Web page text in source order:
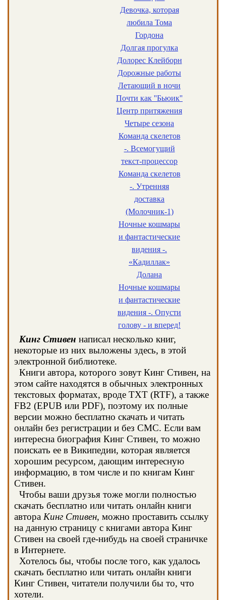
Девочка, которая
любила Тома
Гордона
Долгая прогулка
Долорес Клейборн
Дорожные работы
Летающий в ночи
Почти как ''Бьюик''
Центр притяжения
Четыре сезона
Команда скелетов
-. Всемогущий
текст-процессор
Команда скелетов
-. Утренняя
доставка
(Молочник-1)
Ночные кошмары
и фантастические
видения -.
«Кадиллак»
Долана
Ночные кошмары
и фантастические
видения -. Опусти
голову - и вперед!
Кинг Стивен написал несколько книг,
некоторые из них выложены здесь, в этой
электронной библиотеке.
Книги автора, которого зовут Кинг Стивен, на
этом сайте находятся в обычных электронных
текстовых форматах, вроде TXT (RTF), а также
FB2 (EPUB или PDF), поэтому их полные
версии можно бесплатно скачать и читать
онлайн без регистрации и без СМС. Если вам
интересна биография Кинг Стивен, то можно
поискать ее в Википедии, которая является
хорошим ресурсом, дающим интересную
информацию, в том числе и по книгам Кинг
Стивен.
Чтобы ваши друзья тоже могли полностью
скачать бесплатно или читать онлайн книги
автора Кинг Стивен, можно проставить ссылку
на данную страницу с книгами автора Кинг
Стивен на своей где-нибудь на своей страничке
в Интернете.
Хотелось бы, чтобы после того, как удалось
скачать бесплатно или читать онлайн книги
Кинг Стивен, читатели получили бы то, что
хотели.